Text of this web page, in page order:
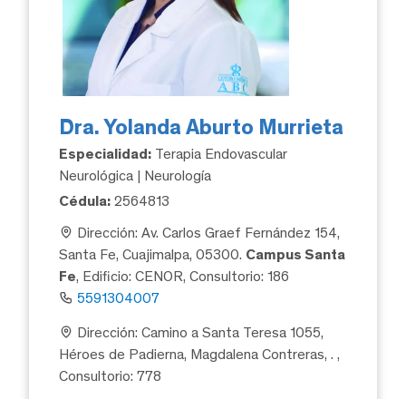
Dra. Yolanda Aburto Murrieta
Especialidad: Terapia Endovascular
Neurológica | Neurología
Cédula: 2564813
Dirección: Av. Carlos Graef Fernández 154,
Santa Fe, Cuajimalpa, 05300. Campus Santa
Fe, Edificio: CENOR, Consultorio: 186
5591304007
Dirección: Camino a Santa Teresa 1055,
Héroes de Padierna, Magdalena Contreras, .,
Consultorio: 778